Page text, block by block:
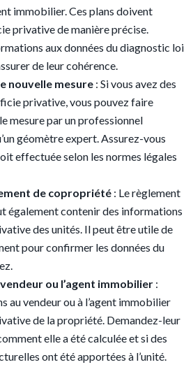
immobilier. Ces plans doivent
privative de manière précise.
aux données du diagnostic loi
de leur cohérence.
nouvelle mesure : Si vous avez des
privative, vous pouvez faire
mesure par un professionnel
géomètre expert. Assurez-vous
effectuée selon les normes légales
de copropriété : Le règlement
également contenir des informations
des unités. Il peut être utile de
pour confirmer les données du
ou l’agent immobilier :
au vendeur ou à l’agent immobilier
de la propriété. Demandez-leur
elle a été calculée et si des
ont été apportées à l’unité.